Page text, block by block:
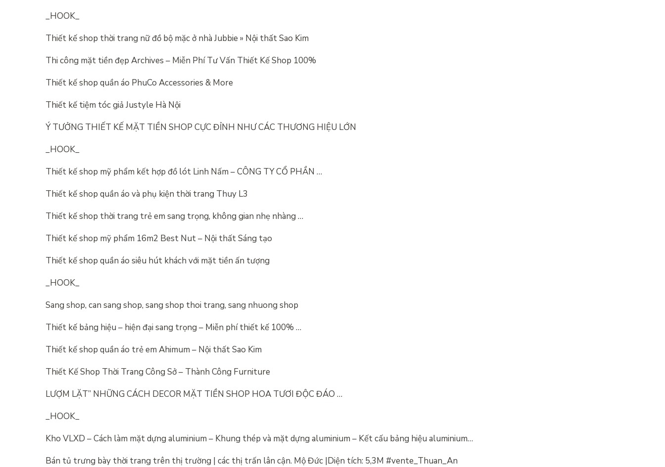
_HOOK_
Thiết kế shop thời trang nữ đồ bộ mặc ở nhà Jubbie » Nội thất Sao Kim
Thi công mặt tiền đẹp Archives – Miễn Phí Tư Vấn Thiết Kế Shop 100%
Thiết kế shop quần áo PhuCo Accessories & More
Thiết kế tiệm tóc giả Justyle Hà Nội
Ý TƯỞNG THIẾT KẾ MẶT TIỀN SHOP CỰC ĐỈNH NHƯ CÁC THƯƠNG HIỆU LỚN
_HOOK_
Thiết kế shop mỹ phẩm kết hợp đồ lót Linh Nấm – CÔNG TY CỔ PHẦN …
Thiết kế shop quần áo và phụ kiện thời trang Thuy L3
Thiết kế shop thời trang trẻ em sang trọng, không gian nhẹ nhàng …
Thiết kế shop mỹ phẩm 16m2 Best Nut – Nội thất Sáng tạo
Thiết kế shop quần áo siêu hút khách với mặt tiền ấn tượng
_HOOK_
Sang shop, can sang shop, sang shop thoi trang, sang nhuong shop
Thiết kế bảng hiệu – hiện đại sang trọng – Miễn phí thiết kế 100% …
Thiết kế shop quần áo trẻ em Ahimum – Nội thất Sao Kim
Thiết Kế Shop Thời Trang Công Sở – Thành Công Furniture
LƯỢM LẶT” NHỮNG CÁCH DECOR MẶT TIỀN SHOP HOA TƯƠI ĐỘC ĐÁO …
_HOOK_
Kho VLXD – Cách làm mặt dựng aluminium – Khung thép và mặt dựng aluminium – Kết cấu bảng hiệu aluminium…
Bán tủ trưng bày thời trang trên thị trường | các thị trấn lân cận. Mộ Đức |Diện tích: 5,3M #vente_Thuan_An